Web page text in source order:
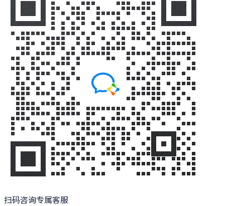
扫码咨询专属客服